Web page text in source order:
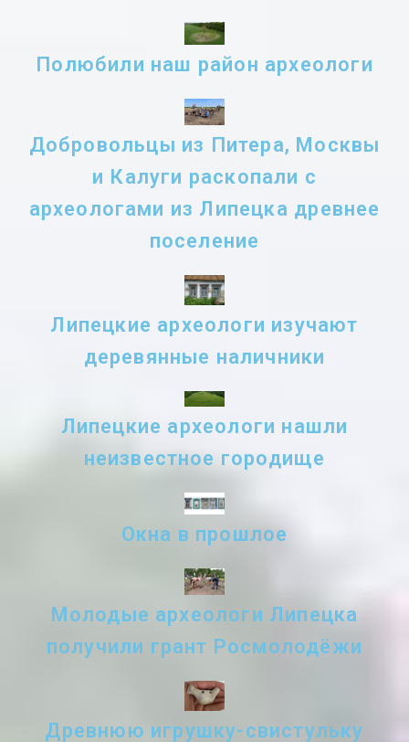
Полюбили наш район археологи
Добровольцы из Питера, Москвы
и Калуги раскопали с
археологами из Липецка древнее
поселение
Липецкие археологи изучают
деревянные наличники
Липецкие археологи нашли
неизвестное городище
Окна в прошлое
Молодые археологи Липецка
получили грант Росмолодёжи
Древнюю игрушку-свистульку